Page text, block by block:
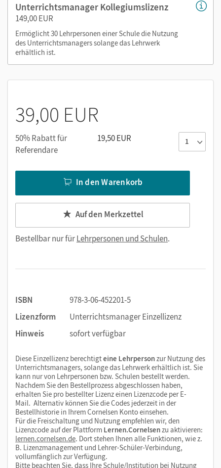
Differenzierungsmaterialien (Word/PDF)
Klassenarbeiten (Word/PDF)
Musterprüfungen (Word/PDF)
editierbare Wörterverzeichnisse
Nutzen Sie den Unterrichtsmanager auf lernen.cornelsen.de
Unterrichtsmanager Kollegiumslizenz
149,00 EUR
Ermöglicht 30 Lehrpersonen einer Schule die Nutzung
des Unterrichtsmanagers solange das Lehrwerk
erhältlich ist.
39,00 EUR
50% Rabatt für
Referendare
19,50 EUR
In den Warenkorb
Auf den Merkzettel
Bestellbar nur fürLehrpersonen und Schulen.
ISBN
978-3-06-452201-5
Lizenzform
Unterrichtsmanager Einzellizenz
Hinweis
sofort verfügbar
Diese Einzellizenz berechtigteine Lehrpersonzur Nutzung des
Unterrichtsmanagers, solange das Lehrwerk erhältlich ist. Sie
kann nur von Lehrpersonen bzw. Schulen bestellt werden.
Nachdem Sie den Bestellprozess abgeschlossen haben,
erhalten Sie pro bestellter Lizenz einen Lizenzcode per E-
Mail. Alternativ können Sie die Codes jederzeit in der
Bestellhistorie in Ihrem Cornelsen Konto einsehen.
Für die Freischaltung und Nutzung empfehlen wir, den
Lizenzcode auf der Plattform Lernen.Cornelsenzu aktivieren:
lernen.cornelsen.de. Dort stehen Ihnen alle Funktionen, wie z.
B. Lizenzmanagement und Lehrer-Schüler-Verbindung,
vollumfänglich zur Verfügung.
Bitte beachten Sie, dass Ihre Schule/Institution bei Nutzung